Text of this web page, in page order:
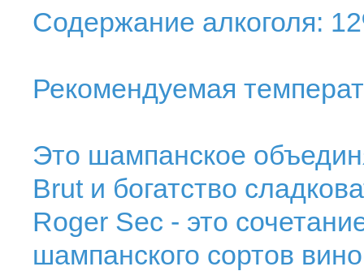
Содержание алкоголя:
Рекомендуемая
Это шампанское
Brut и богатство
Roger Sec - это
шампанского сортов